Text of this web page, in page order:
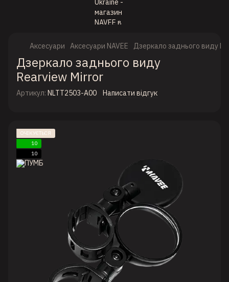
Аксесуари Аксесуари NAVEE Дзеркало заднього виду
Дзеркало заднього виду
Rearview Mirror
Артикул: NLTT2503-A00 Написати відгук
ОЧІКУЄТЬСЯ
10
10